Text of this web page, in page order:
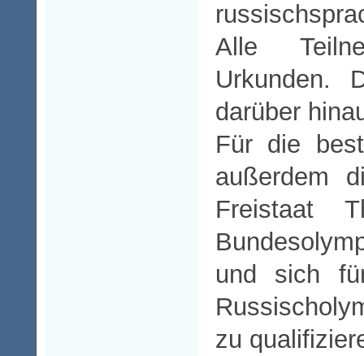
Alle
Urkunden.
darüber
Für die
außerdem
Freistaat
und sich
zu